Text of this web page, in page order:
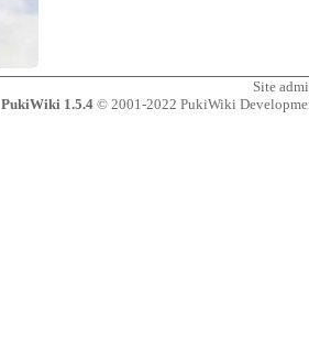
Site
PukiWiki 1.5.4© 2001-2022 PukiWiki